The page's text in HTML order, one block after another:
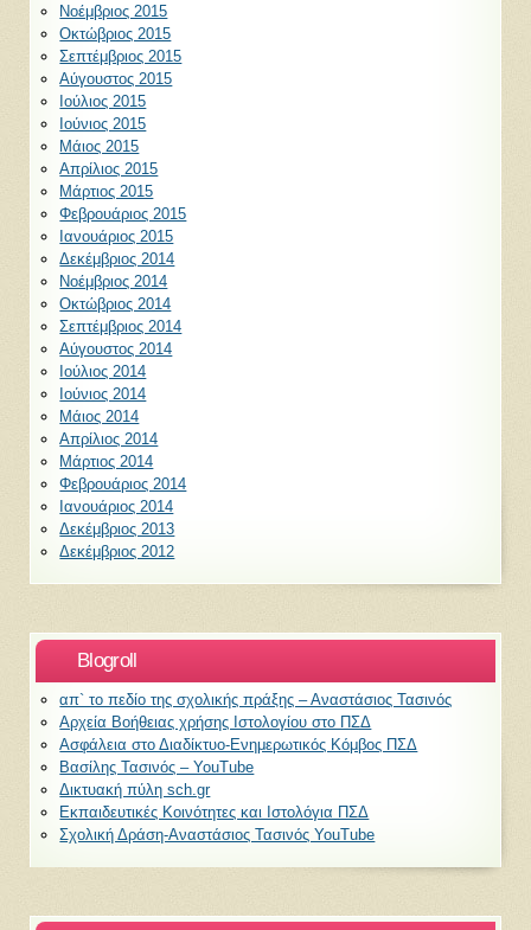
Νοέμβριος 2015
Οκτώβριος 2015
Σεπτέμβριος 2015
Αύγουστος 2015
Ιούλιος 2015
Ιούνιος 2015
Μάιος 2015
Απρίλιος 2015
Μάρτιος 2015
Φεβρουάριος 2015
Ιανουάριος 2015
Δεκέμβριος 2014
Νοέμβριος 2014
Οκτώβριος 2014
Σεπτέμβριος 2014
Αύγουστος 2014
Ιούλιος 2014
Ιούνιος 2014
Μάιος 2014
Απρίλιος 2014
Μάρτιος 2014
Φεβρουάριος 2014
Ιανουάριος 2014
Δεκέμβριος 2013
Δεκέμβριος 2012
Blogroll
απ` το πεδίο της σχολικής πράξης – Αναστάσιος Τασινός
Αρχεία Βοήθειας χρήσης Ιστολογίου στο ΠΣΔ
Ασφάλεια στο Διαδίκτυο-Ενημερωτικός Κόμβος ΠΣΔ
Βασίλης Τασινός – YouTube
Δικτυακή πύλη sch.gr
Εκπαιδευτικές Κοινότητες και Ιστολόγια ΠΣΔ
Σχολική Δράση-Αναστάσιος Τασινός YouTube